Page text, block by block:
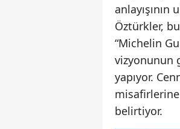
Öztürkler,
“Michelin
vizyonunun
yapıyor.
misafirlerine
belirtiyor.